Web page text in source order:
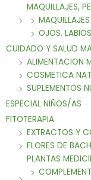
MAQUILLAJES,
MAQUILLAJES
OJOS,
CUIDADO Y SALUD
ALIMENTACION
COSMETICA
SUPLEMENTOS
ESPECIAL NIÑOS/AS
FITOTERAPIA
EXTRACTOS Y
FLORES DE
PLANTAS